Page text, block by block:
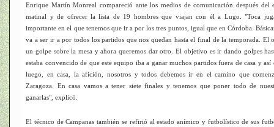
Enrique Martín Monreal compareció ante los medios de comunicación después del
matinal y de ofrecer la lista de 19 hombres que viajan con él a Lugo. "Toca
importante en el que tenemos que ir a por los tres puntos, igual que en Córdoba.
va a ser ir a por todos los partidos que nos quedan hasta el final de la temporada. El
un golpe sobre la mesa y ahora queremos dar otro. El objetivo es ir dando golpes
estaba convencido de que este equipo iba a ganar muchos partidos fuera de casa y así
luego, en casa, la afición, nosotros y todos debemos ir en el camino que
Zaragoza. En casa vamos a tener siete finales y tenemos que poner todo de
ganarlas", explicó.
El técnico de Campanas también se refirió al estado anímico y futbolístico de sus